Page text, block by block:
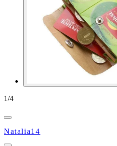
1/4
Natalia14